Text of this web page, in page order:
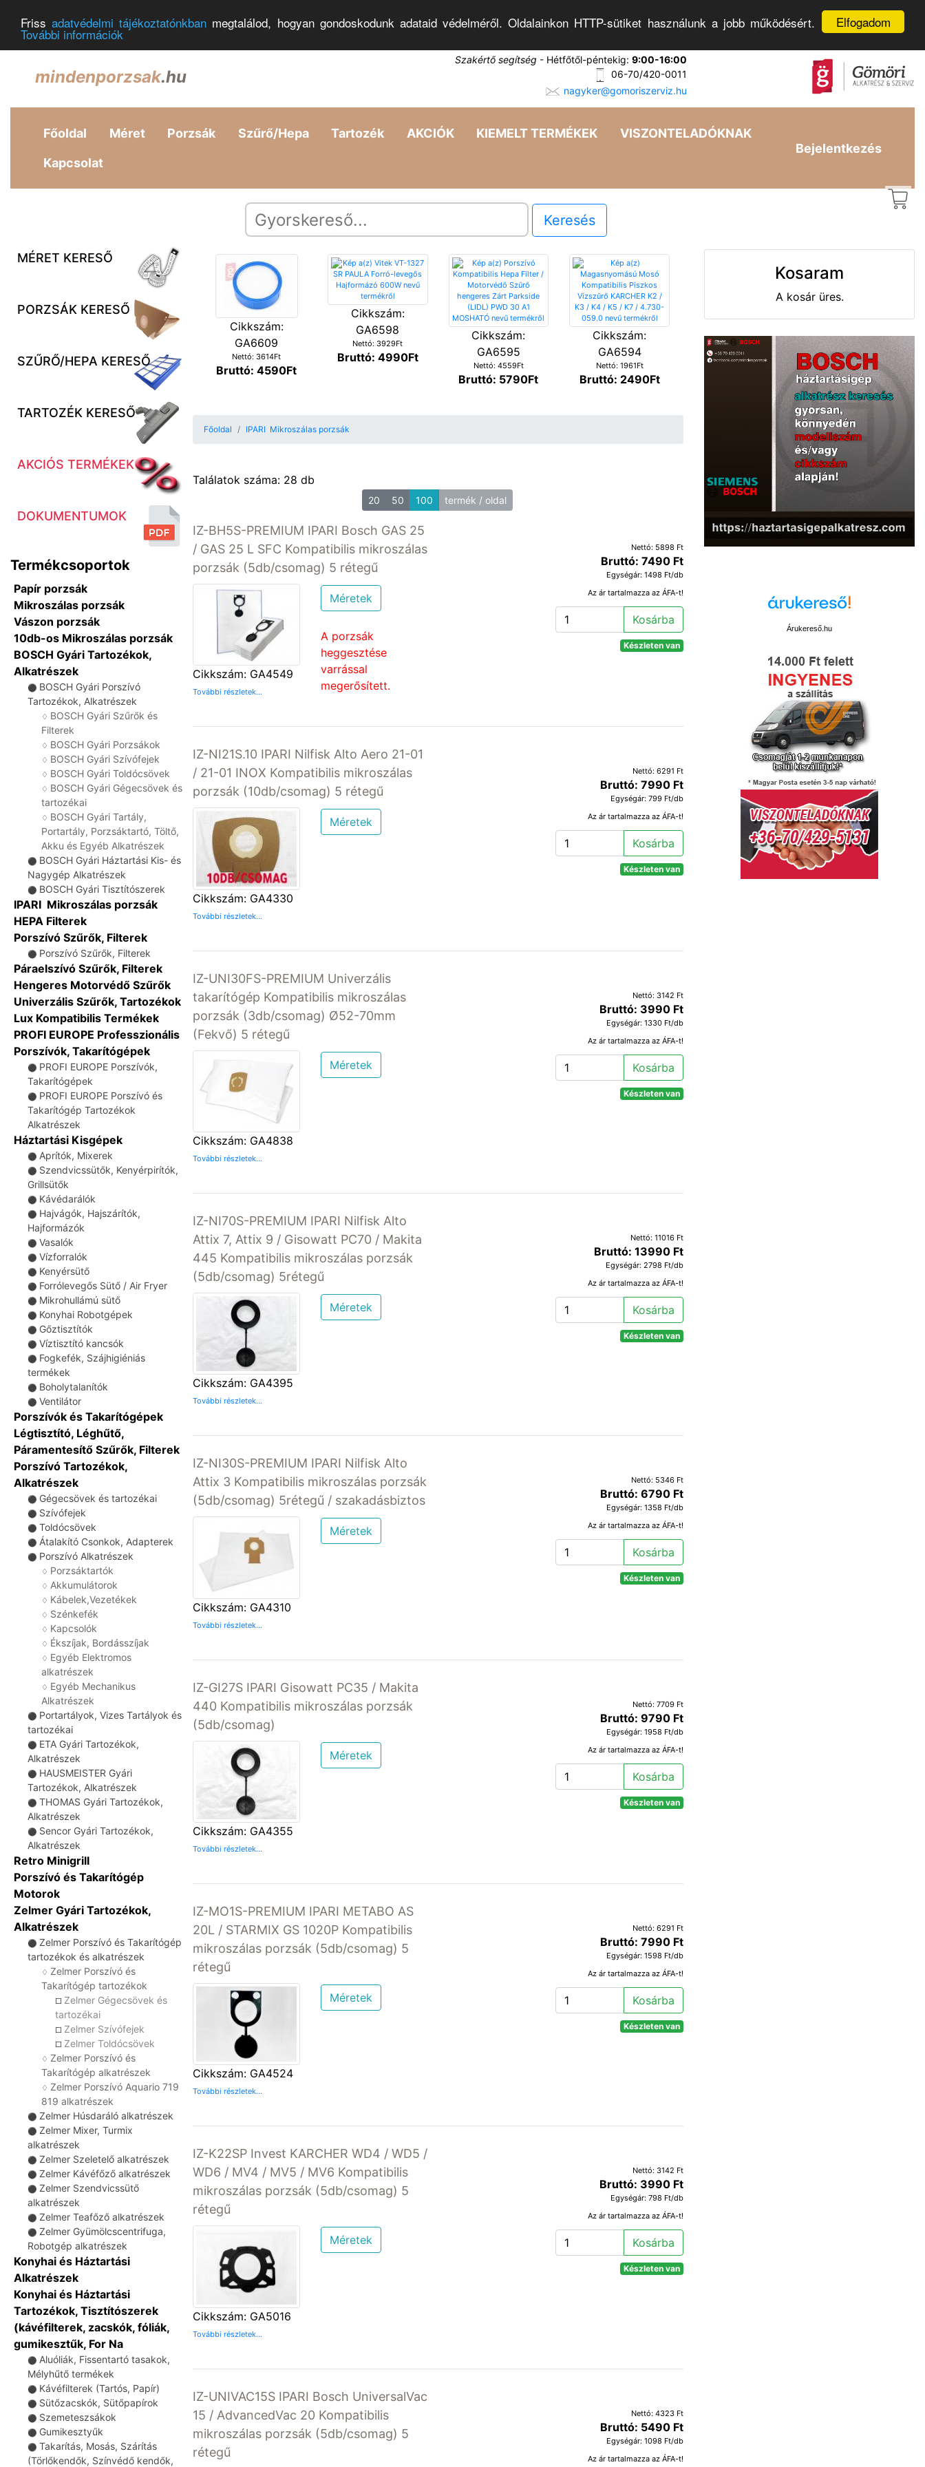
Elfogadom
Frissadatvédelmi tájékoztatónkban megtalálod, hogyan gondoskodunk adataid védelméről. Oldalainkon HTTP-sütiket használunk a jobb működésért.
További információk
mindenporzsak.hu
Szakértő segítség - Hétfőtől-péntekig: 9:00-16:00
06-70/420-0011
nagyker@gomoriszerviz.hu
Főoldal Méret Porzsák Szűrő/Hepa Tartozék AKCIÓK KIEMELT TERMÉKEK VISZONTELADÓKNAK
Kapcsolat
Bejelentkezés
Keresés
MÉRET KERESŐ
PORZSÁK KERESŐ
SZŰRŐ/HEPA KERESŐ
TARTOZÉK KERESŐ
AKCIÓS TERMÉKEK
DOKUMENTUMOK
Termékcsoportok
Papír porzsák
Mikroszálas porzsák
Vászon porzsák
10db-os Mikroszálas porzsák
BOSCH Gyári Tartozékok,
Alkatrészek
⚫ BOSCH Gyári Porszívó
Tartozékok, Alkatrészek
♢ BOSCH Gyári Szűrők és
Filterek
♢ BOSCH Gyári Porzsákok
♢ BOSCH Gyári Szívófejek
♢ BOSCH Gyári Toldócsövek
♢ BOSCH Gyári Gégecsövek és
tartozékai
♢ BOSCH Gyári Tartály,
Portartály, Porzsáktartó, Töltő,
Akku és Egyéb Alkatrészek
⚫ BOSCH Gyári Háztartási Kis- és
Nagygép Alkatrészek
⚫ BOSCH Gyári Tisztítószerek
IPARI Mikroszálas porzsák
HEPA Filterek
Porszívó Szűrők, Filterek
⚫ Porszívó Szűrők, Filterek
Páraelszívó Szűrők, Filterek
Hengeres Motorvédő Szűrők
Univerzális Szűrők, Tartozékok
Lux Kompatibilis Termékek
PROFI EUROPE Professzionális
Porszívók, Takarítógépek
⚫ PROFI EUROPE Porszívók,
Takarítógépek
⚫ PROFI EUROPE Porszívó és
Takarítógép Tartozékok
Alkatrészek
Háztartási Kisgépek
⚫ Aprítók, Mixerek
⚫ Szendvicssütők, Kenyérpirítók,
Grillsütők
⚫ Kávédarálók
⚫ Hajvágók, Hajszárítók,
Hajformázók
⚫ Vasalók
⚫ Vízforralók
⚫ Kenyérsütő
⚫ Forrólevegős Sütő / Air Fryer
⚫ Mikrohullámú sütő
⚫ Konyhai Robotgépek
⚫ Gőztisztítók
⚫ Víztisztító kancsók
⚫ Fogkefék, Szájhigiéniás
termékek
⚫ Boholytalanítók
⚫ Ventilátor
Porszívók és Takarítógépek
Légtisztító, Léghűtő,
Páramentesítő Szűrők, Filterek
Porszívó Tartozékok,
Alkatrészek
⚫ Gégecsövek és tartozékai
⚫ Szívófejek
⚫ Toldócsövek
⚫ Átalakító Csonkok, Adapterek
⚫ Porszívó Alkatrészek
♢ Porzsáktartók
♢ Akkumulátorok
♢ Kábelek,Vezetékek
♢ Szénkefék
♢ Kapcsolók
♢ Ékszíjak, Bordásszíjak
♢ Egyéb Elektromos
alkatrészek
♢ Egyéb Mechanikus
Alkatrészek
⚫ Portartályok, Vizes Tartályok és
tartozékai
⚫ ETA Gyári Tartozékok,
Alkatrészek
⚫ HAUSMEISTER Gyári
Tartozékok, Alkatrészek
⚫ THOMAS Gyári Tartozékok,
Alkatrészek
⚫ Sencor Gyári Tartozékok,
Alkatrészek
Retro Minigrill
Porszívó és Takarítógép
Motorok
Zelmer Gyári Tartozékok,
Alkatrészek
⚫ Zelmer Porszívó és Takarítógép
tartozékok és alkatrészek
♢ Zelmer Porszívó és
Takarítógép tartozékok
☐ Zelmer Gégecsövek és
tartozékai
☐ Zelmer Szívófejek
☐ Zelmer Toldócsövek
♢ Zelmer Porszívó és
Takarítógép alkatrészek
♢ Zelmer Porszívó Aquario 719
819 alkatrészek
⚫ Zelmer Húsdaráló alkatrészek
⚫ Zelmer Mixer, Turmix
alkatrészek
⚫ Zelmer Szeletelő alkatrészek
⚫ Zelmer Kávéfőző alkatrészek
⚫ Zelmer Szendvicssütő
alkatrészek
⚫ Zelmer Teafőző alkatrészek
⚫ Zelmer Gyümölcscentrifuga,
Robotgép alkatrészek
Konyhai és Háztartási
Alkatrészek
Konyhai és Háztartási
Tartozékok, Tisztítószerek
(kávéfilterek, zacskók, fóliák,
gumikesztűk, For Na
⚫ Aluóliák, Fissentartó tasakok,
Mélyhűtő termékek
⚫ Kávéfilterek (Tartós, Papír)
⚫ Sütőzacskók, Sütőpapírok
⚫ Szemeteszsákok
⚫ Gumikesztyűk
⚫ Takarítás, Mosás, Szárítás
(Törlőkendők, Színvédő kendők,
Cikkszám:
GA6609
Nettó: 3614Ft
Bruttó: 4590Ft
Cikkszám:
GA6598
Nettó: 3929Ft
Bruttó: 4990Ft
Cikkszám:
GA6595
Nettó: 4559Ft
Bruttó: 5790Ft
Cikkszám:
GA6594
Nettó: 1961Ft
Bruttó: 2490Ft
Főoldal IPARI Mikroszálas porzsák
Találatok száma: 28 db
20 50 100 termék / oldal
IZ-BH5S-PREMIUM IPARI Bosch GAS 25
/ GAS 25 L SFC Kompatibilis mikroszálas
porzsák (5db/csomag) 5 rétegű
Cikkszám: GA4549
További részletek...
Méretek
A porzsák
heggesztése
varrással
megerősített.
Nettó: 5898 Ft
Bruttó: 7490 Ft
Egységár: 1498 Ft/db
Az ár tartalmazza az ÁFA-t!
Kosárba
Készleten van
IZ-NI21S.10 IPARI Nilfisk Alto Aero 21-01
/ 21-01 INOX Kompatibilis mikroszálas
porzsák (10db/csomag) 5 rétegű
Cikkszám: GA4330
További részletek...
Méretek
Nettó: 6291 Ft
Bruttó: 7990 Ft
Egységár: 799 Ft/db
Az ár tartalmazza az ÁFA-t!
Kosárba
Készleten van
IZ-UNI30FS-PREMIUM Univerzális
takarítógép Kompatibilis mikroszálas
porzsák (3db/csomag) Ø52-70mm
(Fekvő) 5 rétegű
Cikkszám: GA4838
További részletek...
Méretek
Nettó: 3142 Ft
Bruttó: 3990 Ft
Egységár: 1330 Ft/db
Az ár tartalmazza az ÁFA-t!
Kosárba
Készleten van
IZ-NI70S-PREMIUM IPARI Nilfisk Alto
Attix 7, Attix 9 / Gisowatt PC70 / Makita
445 Kompatibilis mikroszálas porzsák
(5db/csomag) 5rétegű
Cikkszám: GA4395
További részletek...
Méretek
Nettó: 11016 Ft
Bruttó: 13990 Ft
Egységár: 2798 Ft/db
Az ár tartalmazza az ÁFA-t!
Kosárba
Készleten van
IZ-NI30S-PREMIUM IPARI Nilfisk Alto
Attix 3 Kompatibilis mikroszálas porzsák
(5db/csomag) 5rétegű / szakadásbiztos
Cikkszám: GA4310
További részletek...
Méretek
Nettó: 5346 Ft
Bruttó: 6790 Ft
Egységár: 1358 Ft/db
Az ár tartalmazza az ÁFA-t!
Kosárba
Készleten van
IZ-GI27S IPARI Gisowatt PC35 / Makita
440 Kompatibilis mikroszálas porzsák
(5db/csomag)
Cikkszám: GA4355
További részletek...
Méretek
Nettó: 7709 Ft
Bruttó: 9790 Ft
Egységár: 1958 Ft/db
Az ár tartalmazza az ÁFA-t!
Kosárba
Készleten van
IZ-MO1S-PREMIUM IPARI METABO AS
20L / STARMIX GS 1020P Kompatibilis
mikroszálas porzsák (5db/csomag) 5
rétegű
Cikkszám: GA4524
További részletek...
Méretek
Nettó: 6291 Ft
Bruttó: 7990 Ft
Egységár: 1598 Ft/db
Az ár tartalmazza az ÁFA-t!
Kosárba
Készleten van
IZ-K22SP Invest KARCHER WD4 / WD5 /
WD6 / MV4 / MV5 / MV6 Kompatibilis
mikroszálas porzsák (5db/csomag) 5
rétegű
Cikkszám: GA5016
További részletek...
Méretek
Nettó: 3142 Ft
Bruttó: 3990 Ft
Egységár: 798 Ft/db
Az ár tartalmazza az ÁFA-t!
Kosárba
Készleten van
IZ-UNIVAC15S IPARI Bosch UniversalVac
15 / AdvancedVac 20 Kompatibilis
mikroszálas porzsák (5db/csomag) 5
rétegű
Nettó: 4323 Ft
Bruttó: 5490 Ft
Egységár: 1098 Ft/db
Az ár tartalmazza az ÁFA-t!
Kosaram
A kosár üres.
Árukereső.hu